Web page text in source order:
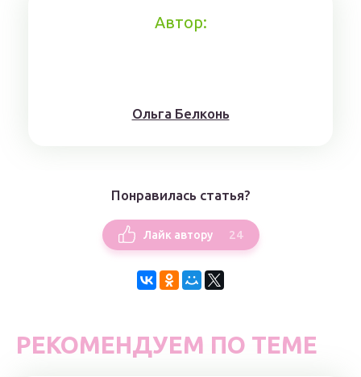
Автор:
Ольга Белконь
Понравилась статья?
Лайк автору 24
РЕКОМЕНДУЕМ ПО ТЕМЕ